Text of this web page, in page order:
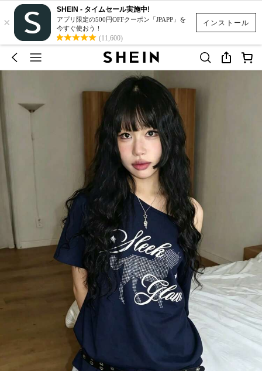
インストール
×
SHEIN - タイムセール実施中!
アプリ限定の500円OFFクーポン「JPAPP」を
今すぐ使おう！
(11,600)